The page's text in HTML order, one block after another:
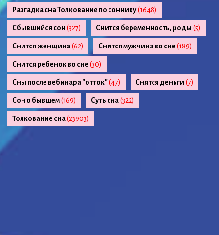
Разгадка сна Толкование по соннику(1648)
Сбывшийся сон (327) Снится беременность, роды (5)
Снится женщина(62) Снится мужчина во сне (189)
Снится ребенок во сне (30)
Сны после вебинара "отток"(47) Снятся деньги (7)
Сон о бывшем(169) Суть сна(322)
Толкование сна(23903)